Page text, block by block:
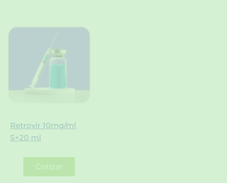
Retrovir 10mg/ml
5×20 ml
Cotizar